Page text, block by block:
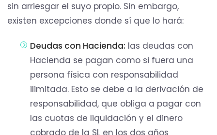
sin arriesgar el suyo propio. Sin embargo,
existen excepciones donde sí que lo hará:
Deudas con Hacienda: las deudas con
Hacienda se pagan como si fuera una
persona física con responsabilidad
ilimitada. Esto se debe a la derivación de
responsabilidad, que obliga a pagar con
las cuotas de liquidación y el dinero